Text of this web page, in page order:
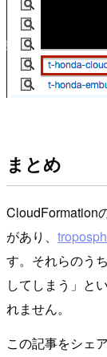
まとめ
CloudFormation
があり、
す。それらのう
してしまう」と
れません。
この記事をシェ